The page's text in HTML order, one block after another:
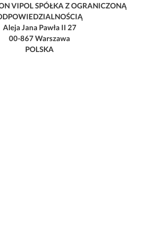
VIPOL SPÓŁKA Z OGRANICZONĄ
Aleja Jana Pawła II 27
00-867 Warszawa
POLSKA